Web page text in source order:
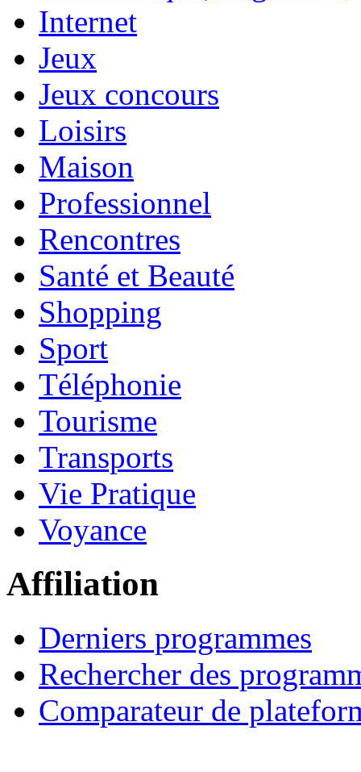
Internet
Jeux
Jeux concours
Loisirs
Maison
Professionnel
Rencontres
Santé et Beauté
Shopping
Sport
Téléphonie
Tourisme
Transports
Vie Pratique
Voyance
Affiliation
Derniers programmes
Rechercher des
Comparateur de